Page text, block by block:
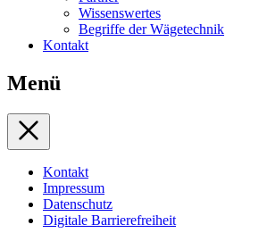
Wissenswertes
Begriffe der Wägetechnik
Kontakt
Menü
Kontakt
Impressum
Datenschutz
Digitale Barrierefreiheit